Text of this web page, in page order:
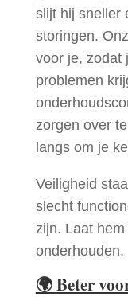
slijt hij sneller
storingen.
voor je, zodat
problemen
zorgen over
langs om je
Veiligheid
slecht
zijn. Laat
onderhouden.
🌍Beter